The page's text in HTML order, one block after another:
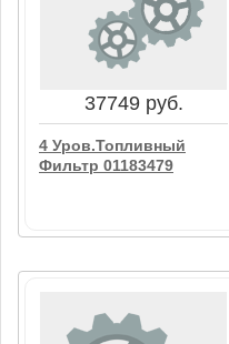
Топливный Фильтр
04118953
37749 руб.
4 Уров.Топливный
Фильтр 01183479